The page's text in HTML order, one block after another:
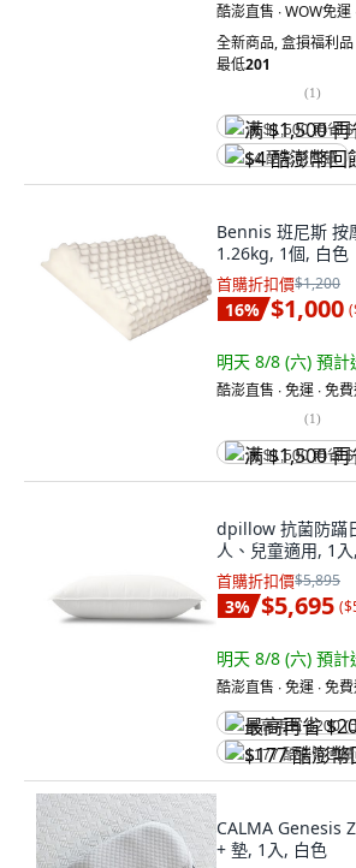
酷澎直售 ∙ WOW免運
全新商品,盒損福利
最低201
(1)
满 $1,500 再省
$4 酷澎幣回饋
Bennis 班尼斯 按
1.26kg, 1個, 白色
首購折扣價$1,200
16% $1,000 (
明天 8/8 (六) 預計
酷澎直售 ∙ 免運 ∙ 免
(1)
满 $1,500 再省
dpillow 抗菌防蹣
人、兒童適用, 1
首購折扣價$5,895
3% $5,695 (
明天 8/8 (六) 預計
酷澎直售 ∙ 免運 ∙ 免
最高再省 $200 (
$177 酷澎幣回饋
CALMA Genesis
+ 墊, 1入, 白色